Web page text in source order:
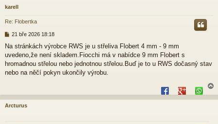
karell
Re: Flobertka
P
í
s
p
ě
21 bře 2026 18:18
Na stránkách výrobce RWS je u střeliva Flobert 4 mm - 9 mm
uvedeno,že není skladem.Fiocchi má v nabídce 9 mm Flobert s
hromadnou střelou nebo jednotnou střelou.Buď je to u RWS dočasný stav
nebo na něčí pokyn ukončily výrobu.
a
h
Arcturus